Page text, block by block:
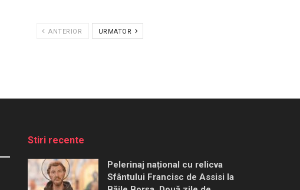
ANTERIOR URMATOR
Stiri recente
Pelerinaj național cu relicva
Sfântului Francisc de Assisi la